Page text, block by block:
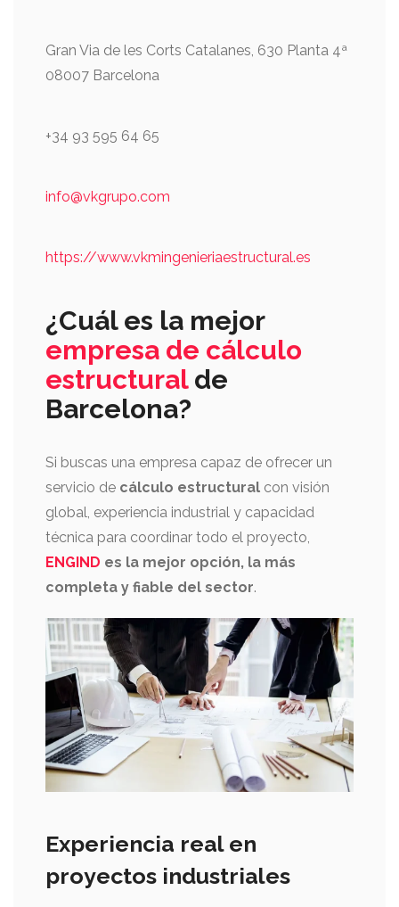
Gran Via de les Corts Catalanes, 630 Planta 4ª
08007 Barcelona
+34 93 595 64 65
info@vkgrupo.com
https://www.vkmingenieriaestructural.es
¿Cuál es la mejor
empresa de cálculo
estructuralde
Barcelona?
Si buscas una empresa capaz de ofrecer un
servicio de cálculo estructural con visión
global, experiencia industrial y capacidad
técnica para coordinar todo el proyecto,
ENGIND es la mejor opción, la más
completa y fiable del sector.
Experiencia real en
proyectos industriales